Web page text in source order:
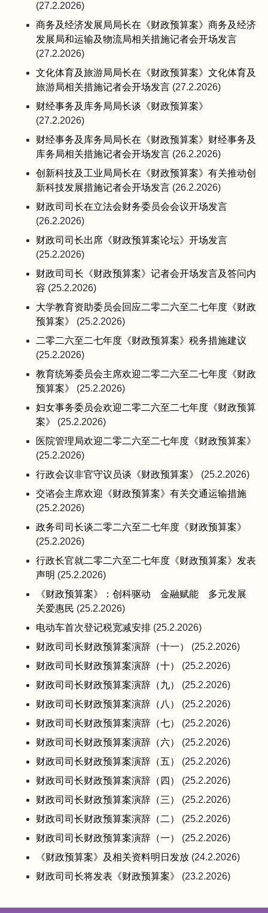
(27.2.2026)
商务及经济发展局局长在《财政预算案》商务及经济
发展局和运输及物流局相关措施记者会开场发言
(27.2.2026)
文化体育及旅游局局长在《财政预算案》文化体育及
旅游局相关措施记者会开场发言 (27.2.2026)
财经事务及库务局局长谈《财政预算案》
(27.2.2026)
财经事务及库务局局长在《财政预算案》财经事务及
库务局相关措施记者会开场发言 (26.2.2026)
创新科技及工业局局长在《财政预算案》有关推动创
新科技发展措施记者会开场发言 (26.2.2026)
财政司司长在立法会财务委员会会议开场发言
(26.2.2026)
财政司司长出席《财政预算案论坛》开场发言
(25.2.2026)
财政司司长《财政预算案》记者会开场发言及答问内
容 (25.2.2026)
大学教育资助委员会回应二零二六至二七年度《财政
预算案》
(25.2.2026)
二零二六至二七年度《财政预算案》税务措施建议
(25.2.2026)
教育统筹委员会主席欢迎二零二六至二七年度《财政
预算案》
(25.2.2026)
妇女事务委员会欢迎二零二六至二七年度《财政预算
案》
(25.2.2026)
医院管理局欢迎二零二六至二七年度《财政预算案》
(25.2.2026)
行政会议非官守议员谈《财政预算案》
(25.2.2026)
交谘会主席欢迎《财政预算案》有关交通运输措施
(25.2.2026)
政务司司长谈二零二六至二七年度《财政预算案》
(25.2.2026)
行政长官就二零二六至二七年度《财政预算案》发表
声明 (25.2.2026)
《财政预算案》：创科驱动 金融赋能 多元发展
关爱惠民 (25.2.2026)
电动车首次登记税宽减安排 (25.2.2026)
财政司司长财政预算案演辞（十一）
(25.2.2026)
财政司司长财政预算案演辞（十）
(25.2.2026)
财政司司长财政预算案演辞（九）
(25.2.2026)
财政司司长财政预算案演辞（八）
(25.2.2026)
财政司司长财政预算案演辞（七）
(25.2.2026)
财政司司长财政预算案演辞（六）
(25.2.2026)
财政司司长财政预算案演辞（五）
(25.2.2026)
财政司司长财政预算案演辞（四）
(25.2.2026)
财政司司长财政预算案演辞（三）
(25.2.2026)
财政司司长财政预算案演辞（二）
(25.2.2026)
财政司司长财政预算案演辞（一）
(25.2.2026)
《财政预算案》及相关资料明日发放 (24.2.2026)
财政司司长将发表《财政预算案》
(23.2.2026)